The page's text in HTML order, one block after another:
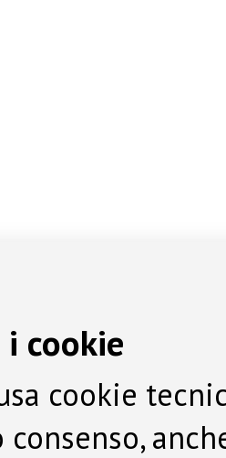
cookie
cookie
consenso,